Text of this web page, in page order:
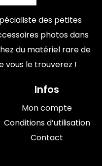
des petites
photos dans
du matériel rare de
vous le trouverez !
Infos
Mon compte
Conditions d’utilisation
Contact